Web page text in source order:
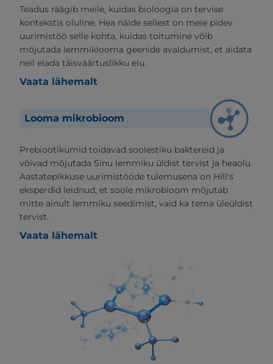
Teadus räägib meile, kuidas bioloogia on tervise
kontekstis oluline. Hea näide sellest on meie pidev
uurimistöö selle kohta, kuidas toitumine võib
mõjutada lemmiklooma geenide avaldumist, et aidata
neil elada täisväärtuslikku elu.
Vaata lähemalt
Looma mikrobioom
Prebiootikumid toidavad soolestiku baktereid ja
võivad mõjutada Sinu lemmiku üldist tervist ja heaolu.
Aastatepikkuse uurimistööde tulemusena on Hill's
eksperdid leidnud, et soole mikrobioom mõjutab
mitte ainult lemmiku seedimist, vaid ka tema üleüldist
tervist.
Vaata lähemalt